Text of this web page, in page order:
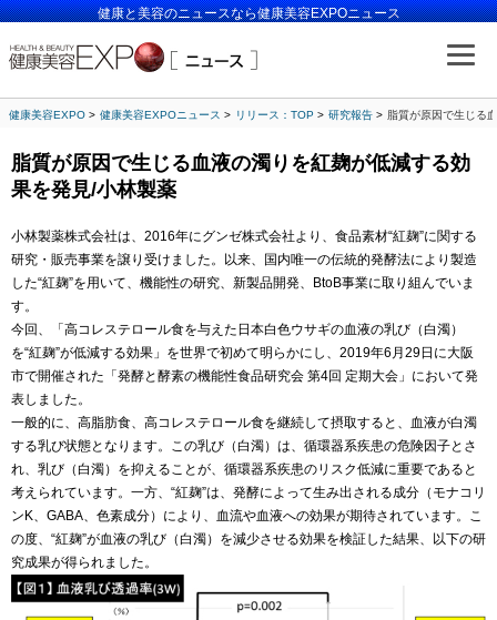
健康と美容のニュースなら健康美容EXPOニュース
健康美容EXPO 健康美容EXPOニュース リリース：TOP 研究報告 脂質が原因で生じる
脂質が原因で生じる血液の濁りを紅麹が低減する効
果を発見/小林製薬
小林製薬株式会社は、2016年にグンゼ株式会社より、食品素材“紅麹”に関する
研究・販売事業を譲り受けました。以来、国内唯一の伝統的発酵法により製造
した“紅麹”を用いて、機能性の研究、新製品開発、BtoB事業に取り組んでいま
す。
今回、「高コレステロール食を与えた日本白色ウサギの血液の乳び（白濁）
を“紅麹”が低減する効果」を世界で初めて明らかにし、2019年6月29日に大阪
市で開催された「発酵と酵素の機能性食品研究会 第4回 定期大会」において発
表しました。
一般的に、高脂肪食、高コレステロール食を継続して摂取すると、血液が白濁
する乳び状態となります。この乳び（白濁）は、循環器系疾患の危険因子とさ
れ、乳び（白濁）を抑えることが、循環器系疾患のリスク低減に重要であると
考えられています。一方、“紅麹”は、発酵によって生み出される成分（モナコリ
ンK、GABA、色素成分）により、血流や血液への効果が期待されています。こ
の度、“紅麹”が血液の乳び（白濁）を減少させる効果を検証した結果、以下の研
究成果が得られました。